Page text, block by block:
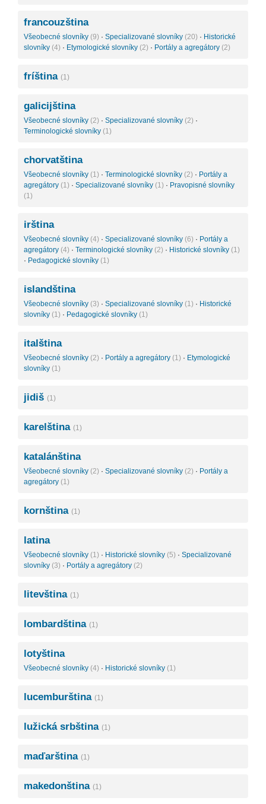
francouzština
Všeobecné slovníky (9) · Specializované slovníky (20) · Historické
slovníky (4) · Etymologické slovníky (2) · Portály a agregátory (2)
fríština (1)
galicijština
Všeobecné slovníky (2) · Specializované slovníky (2) ·
Terminologické slovníky (1)
chorvatština
Všeobecné slovníky (1) · Terminologické slovníky (2) · Portály a
agregátory (1) · Specializované slovníky (1) · Pravopisné slovníky
(1)
irština
Všeobecné slovníky (4) · Specializované slovníky (6) · Portály a
agregátory (4) · Terminologické slovníky (2) · Historické slovníky (1)
· Pedagogické slovníky (1)
islandština
Všeobecné slovníky (3) · Specializované slovníky (1) · Historické
slovníky (1) · Pedagogické slovníky (1)
italština
Všeobecné slovníky (2) · Portály a agregátory (1) · Etymologické
slovníky (1)
jidiš (1)
karelština (1)
katalánština
Všeobecné slovníky (2) · Specializované slovníky (2) · Portály a
agregátory (1)
kornština (1)
latina
Všeobecné slovníky (1) · Historické slovníky (5) · Specializované
slovníky (3) · Portály a agregátory (2)
litevština (1)
lombardština (1)
lotyština
Všeobecné slovníky (4) · Historické slovníky (1)
lucemburština (1)
lužická srbština (1)
maďarština (1)
makedonština (1)